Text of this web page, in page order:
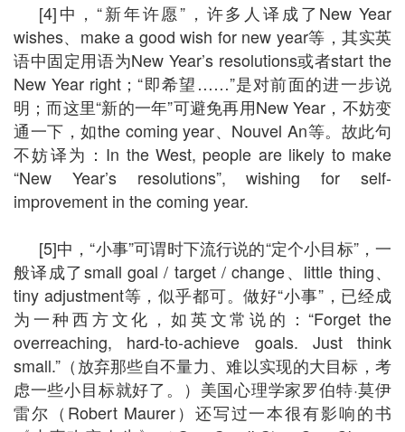
[4]中，“新年许愿”，许多人译成了New Year
wishes、make a good wish for new year等，其实英
语中固定用语为New Year’s resolutions或者start the
New Year right；“即希望……”是对前面的进一步说
明；而这里“新的一年”可避免再用New Year，不妨变
通一下，如the coming year、Nouvel An等。故此句
不妨译为：In the West, people are likely to make
“New Year’s resolutions”, wishing for self-
improvement in the coming year.
[5]中，“小事”可谓时下流行说的“定个小目标”，一
般译成了small goal / target / change、little thing、
tiny adjustment等，似乎都可。做好“小事”，已经成
为一种西方文化，如英文常说的：“Forget the
overreaching, hard-to-achieve goals. Just think
small.”（放弃那些自不量力、难以实现的大目标，考
虑一些小目标就好了。）美国心理学家罗伯特·莫伊
雷尔（Robert Maurer）还写过一本很有影响的书